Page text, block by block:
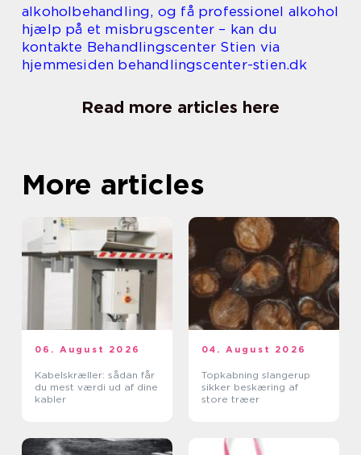
alkoholbehandling, og få professionel alkohol
hjælp på et misbrugscenter – kan du
kontakte Behandlingscenter Stien via
hjemmesiden behandlingscenter-stien.dk
Read more articles here
More articles
06. August 2026
Kabelskræller: sådan får
du mest værdi ud af dine
kabler
04. August 2026
Topkabning slangerup
sikker beskæring af
store træer